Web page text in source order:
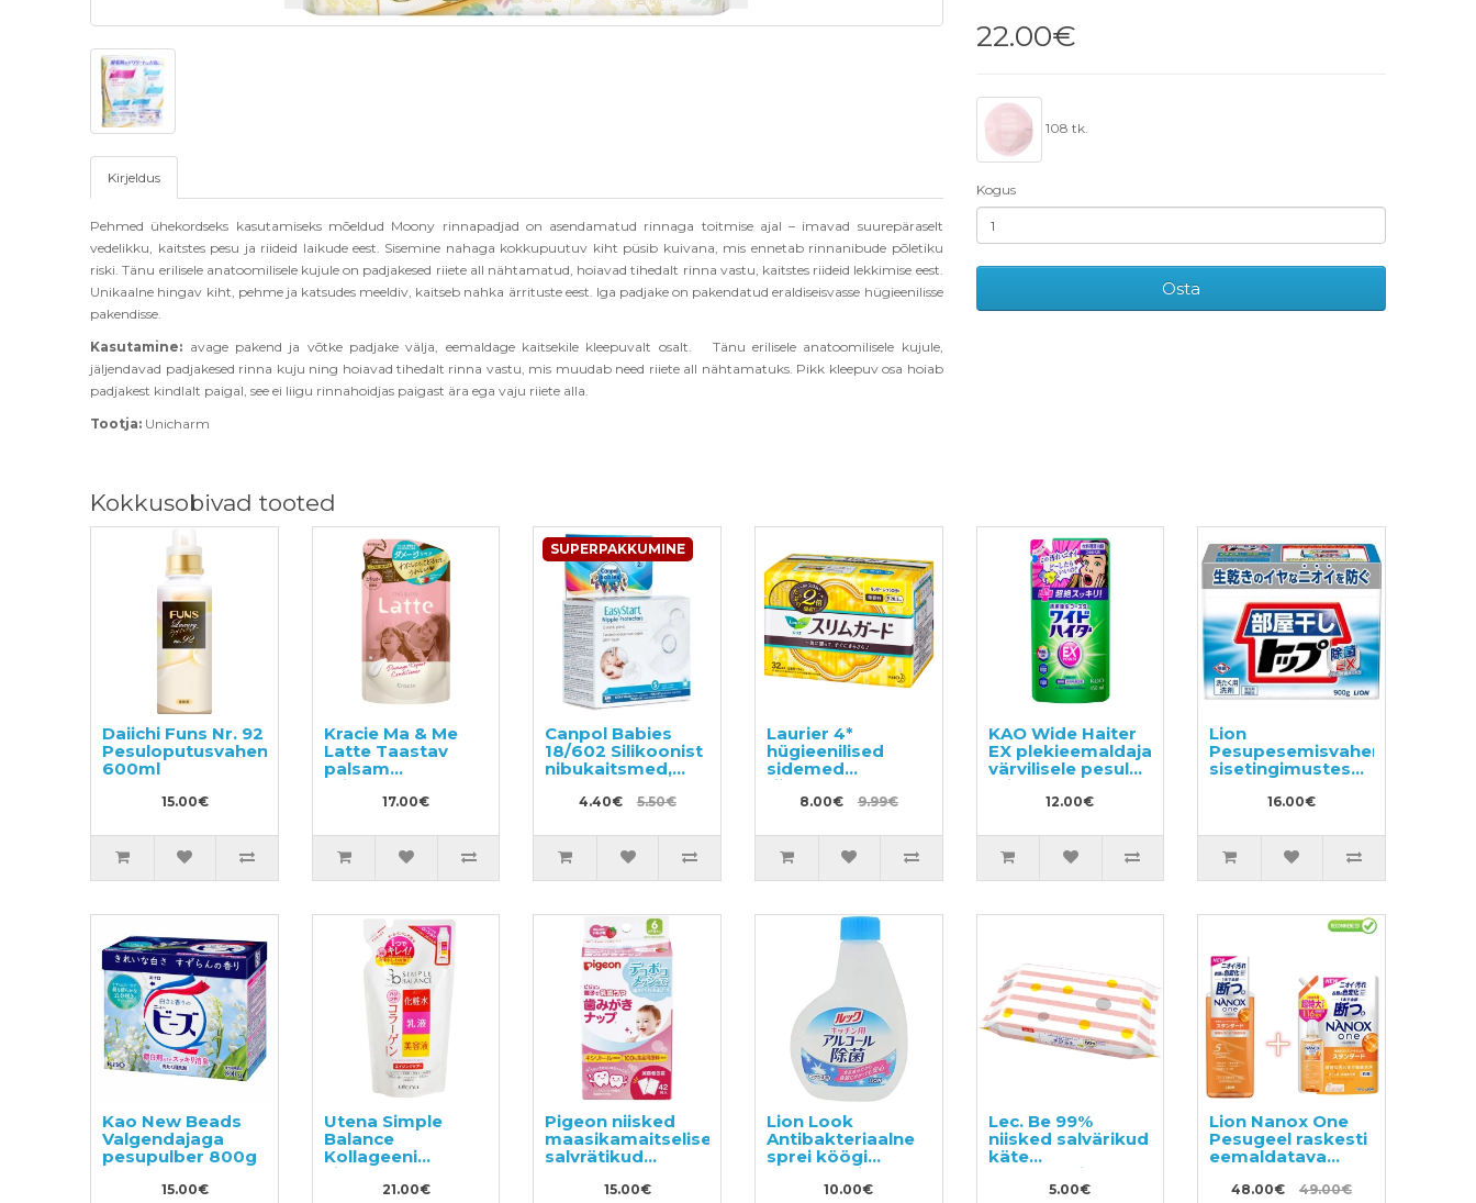
Kirjeldus
Pehmed ühekordseks kasutamiseks mõeldud Moony rinnapadjad on asendamatud rinnaga toitmise ajal – imavad suurepäraselt
vedelikku, kaitstes pesu ja riideid laikude eest. Sisemine nahaga kokkupuutuv kiht püsib kuivana, mis ennetab rinnanibude põletiku
riski. Tänu erilisele anatoomilisele kujule on padjakesed riiete all nähtamatud, hoiavad tihedalt rinna vastu, kaitstes riideid lekkimise eest.
Unikaalne hingav kiht, pehme ja katsudes meeldiv, kaitseb nahka ärrituste eest. Iga padjake on pakendatud eraldiseisvasse hügieenilisse
pakendisse.
Kasutamine: avage pakend ja võtke padjake välja, eemaldage kaitsekile kleepuvalt osalt. Tänu erilisele anatoomilisele kujule,
jäljendavad padjakesed rinna kuju ning hoiavad tihedalt rinna vastu, mis muudab need riiete all nähtamatuks. Pikk kleepuv osa hoiab
padjakest kindlalt paigal, see ei liigu rinnahoidjas paigast ära ega vaju riiete alla.
Tootja: Unicharm
22.00€
108 tk.
Kogus
Osta
Kokkusobivad tooted
Daiichi Funs Nr. 92
Pesuloputusvahend
600ml
15.00€
Kracie Ma & Me
Latte Taastav
palsam
täitepakend 360g
17.00€
SUPERPAKKUMINE
Canpol Babies
18/602 Silikoonist
nibukaitsmed,
4.40€ 5.50€
Laurier 4*
hügieenilised
sidemed
tiivakesteta
päevaseks
20,5cm 32tk
8.00€ 9.99€
KAO Wide Haiter
EX plekieemaldaja
värvilisele pesule
täitepakend
12.00€
Lion
Pesupesemisvahend
sisetingimustes
kuivatamiseks
16.00€
Kao New Beads
Valgendajaga
pesupulber 800g
15.00€
Utena Simple
Balance
Kollageeni
sisaldav
näolosjoon-
21.00€
Pigeon niisked
maasikamaitselised
salvrätikud
puhastamiseks
15.00€
Lion Look
Antibakteriaalne
sprei köögi
puhastamiseks,
vahetusplokk
10.00€
Lec. Be 99%
niisked salvärikud
käte
puhastamiseks
5.00€
Lion Nanox One
Pesugeel raskesti
eemaldatava
640g + täide
48.00€ 49.00€